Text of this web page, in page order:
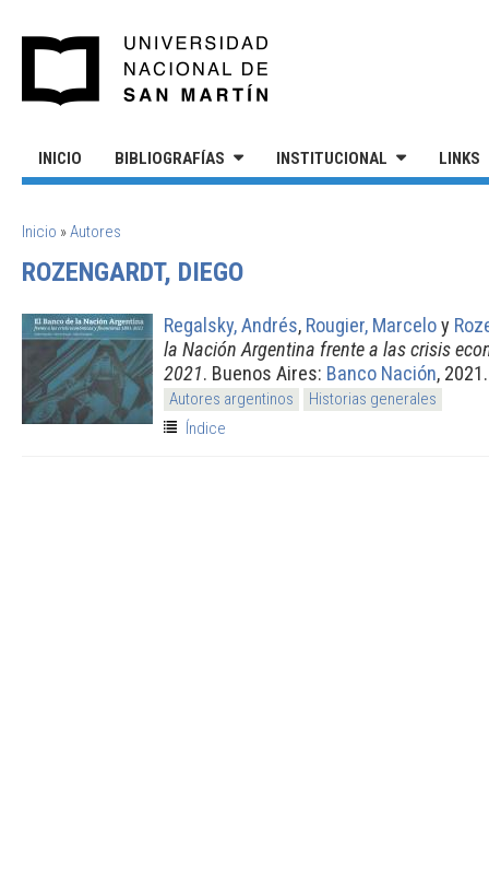
INICIO BIBLIOGRAFÍAS INSTITUCIONAL LINKS
SE ENCUENTRA USTED AQUÍ
Inicio »Autores
ROZENGARDT, DIEGO
Regalsky, Andrés, Rougier, Marceloy
la Nación Argentina frente a las crisis
2021. Buenos Aires: Banco Nación, 2021.
Autores argentinos
Historias generales
Índice